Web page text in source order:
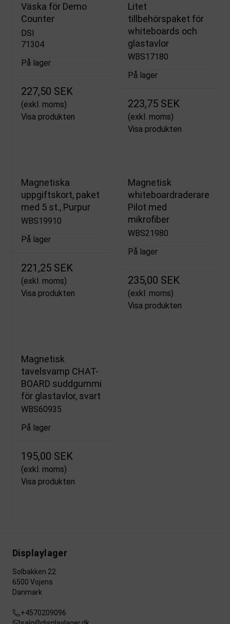
Väska för Demo
Counter
DSI
71304
På lager
227,50 SEK
(exkl. moms)
Visa produkten
Litet
tillbehörspaket för
whiteboards och
glastavlor
WBS17180
På lager
223,75 SEK
(exkl. moms)
Visa produkten
Magnetiska
uppgiftskort, paket
med 5 st., Purpur
WBS19910
På lager
221,25 SEK
(exkl. moms)
Visa produkten
Magnetisk
whiteboardraderare
Pilot med
mikrofiber
WBS21980
På lager
235,00 SEK
(exkl. moms)
Visa produkten
Magnetisk
tavelsvamp CHAT-
BOARD suddgummi
för glastavlor, svart
WBS60935
På lager
195,00 SEK
(exkl. moms)
Visa produkten
Displaylager
Solbakken 22
6500 Vojens
Danmark
+4570209096